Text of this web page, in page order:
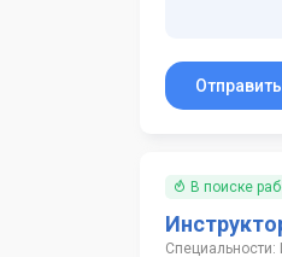
В поиске
Специальности: